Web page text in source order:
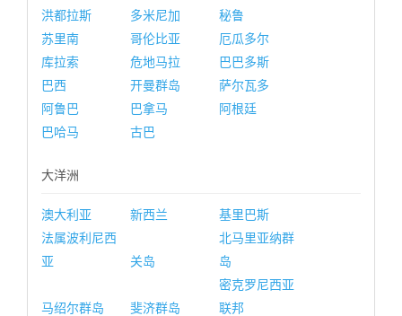
洪都拉斯
多米尼加
秘鲁
苏里南
哥伦比亚
厄瓜多尔
库拉索
危地马拉
巴巴多斯
巴西
开曼群岛
萨尔瓦多
阿鲁巴
巴拿马
阿根廷
巴哈马
古巴
大洋洲
澳大利亚 新西兰
基里巴斯
法属波利尼西
亚
关岛
北马里亚纳群
岛
马绍尔群岛 斐济群岛
密克罗尼西亚
联邦